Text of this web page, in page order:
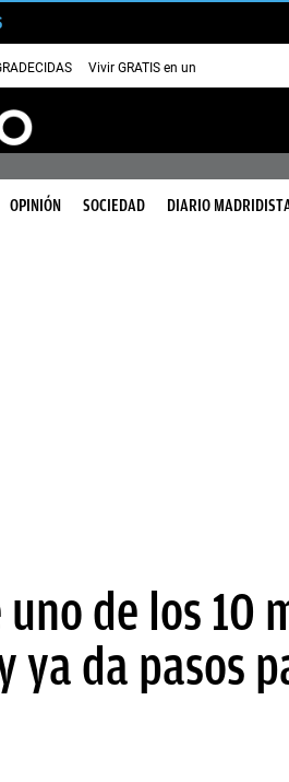
Vivir GRATIS en una ISLA en
OPINIÓN SOCIEDAD DIARIO
de los 10
ya da pasos